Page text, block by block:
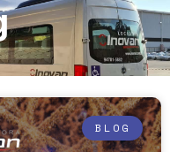
BLOG